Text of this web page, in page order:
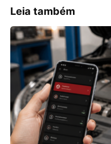
Leia também